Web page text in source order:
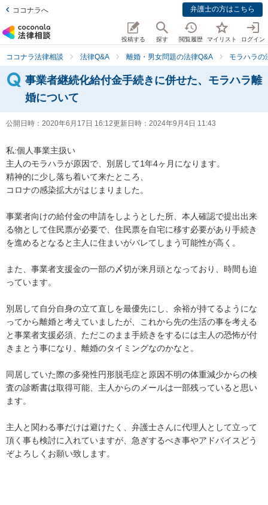
ココナラへ 弁護士の方はこちら
投稿する 探す 閲覧履歴 マイリスト ログイン
ココナラ法律相談 法律Q&A 離婚・男女問題の法律Q&A モラハラの
事業者継続化給付金手続きに併せた、モラハラ離
婚について
公開日時： 2020年6月17日 16:12更新日時： 2024年9月4日 11:43
私:個人事業主扱い
主人のモラハラが原因で、別居して1年4ヶ月になります。
精神的に少し落ち着いて来たところ、
コロナの感染拡大がはじまりました。
事業者向けの給付金の申請をしようとした所、本人確認で提出出来
る物として住民票が必要で、住民票を自宅に移す必要があり手続き
を進めるとなると主人に住まいがバレてしまう可能性が高く。
また、事業者支援金の一部の〆切が来月頭となっており、時間も迫
っています。
別居して自分自身の立て直しを最優先にし、余裕が持てるようにな
ってから離婚と考えていましたが、これから先の生活の事を考える
と事業者支援必須、ただこのまま手続きをするには主人の恐怖が付
きまとう事になり、離婚のタイミングなのかなと。
同居していた際の多発性円形脱毛症と原因不明の体重減少からの検
査の診断書は取得可能、主人からのメールは一部残っていると思い
ます。
主人と関わる事だけは避けたく、弁護士さんに代理人として立って
頂く事も検討に入れていますが、急ぎするべき事やアドバイスどう
ぞよろしくお願い致します。